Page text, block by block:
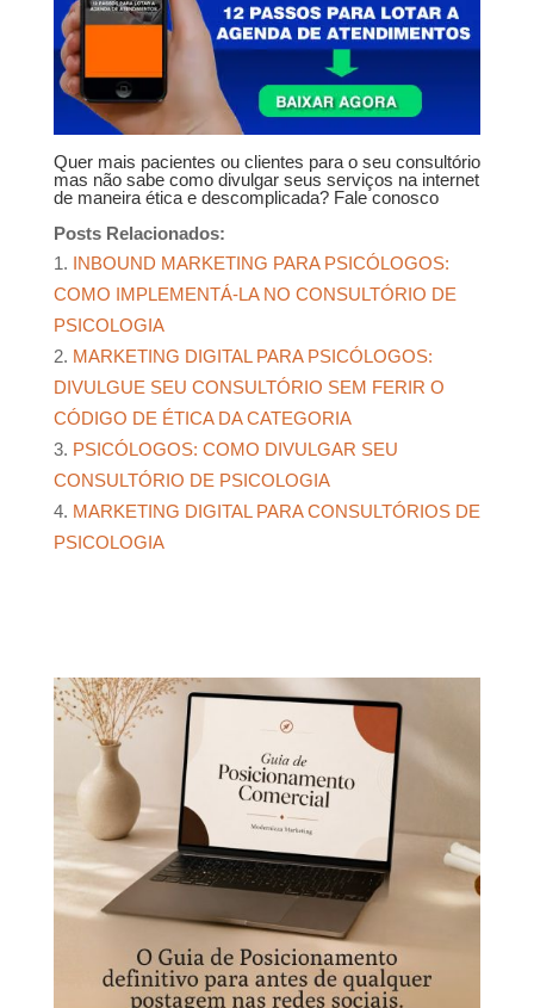
Quer mais pacientes ou clientes para o seu consultório
mas não sabe como divulgar seus serviços na internet
de maneira ética e descomplicada? Fale conosco
Posts Relacionados:
INBOUND MARKETING PARA PSICÓLOGOS:
COMO IMPLEMENTÁ-LA NO CONSULTÓRIO DE
PSICOLOGIA
MARKETING DIGITAL PARA PSICÓLOGOS:
DIVULGUE SEU CONSULTÓRIO SEM FERIR O
CÓDIGO DE ÉTICA DA CATEGORIA
PSICÓLOGOS: COMO DIVULGAR SEU
CONSULTÓRIO DE PSICOLOGIA
MARKETING DIGITAL PARA CONSULTÓRIOS DE
PSICOLOGIA